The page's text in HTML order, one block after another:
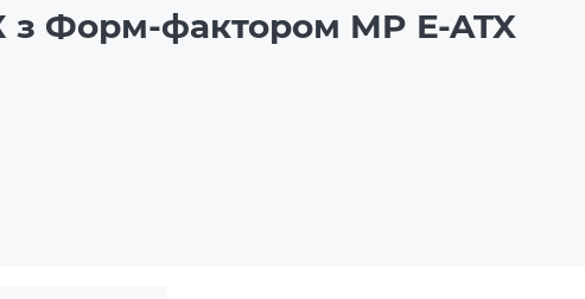
Форм-фактором MP E-ATX